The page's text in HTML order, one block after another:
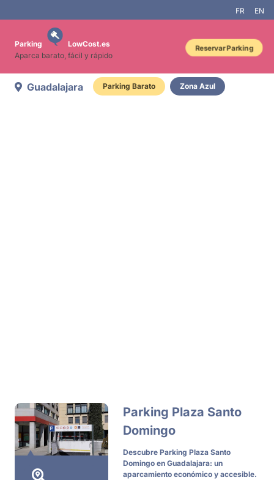
FR EN
Parking
LowCost.es
Aparca barato, fácil y rápido
Reservar Parking
Guadalajara Parking Barato Zona Azul
Parking Plaza Santo
Domingo
Descubre Parking Plaza Santo
Domingo en Guadalajara: un
aparcamiento económico y accesible.